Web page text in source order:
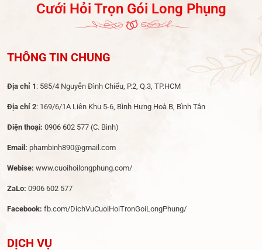
Cưới Hỏi Trọn Gói Long Phụng
THÔNG TIN CHUNG
Địa chỉ 1 : 585/4 Nguyễn Đình Chiểu, P.2, Q.3, TP.HCM
Địa chỉ 2: 169/6/1A Liên Khu 5-6, Bình Hưng Hoà B, Bình Tân
Điện thoại: 0906 602 577 (C. Bình)
Email: phambinh890@gmail.com
Webise: www.cuoihoilongphung.com/
ZaLo: 0906 602 577
Facebook: fb.com/DichVuCuoiHoiTronGoiLongPhung/
DỊCH VỤ